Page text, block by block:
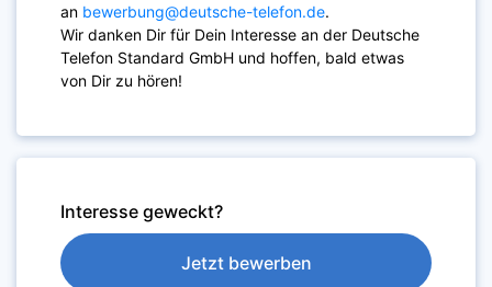
an bewerbung@deutsche-telefon.de.
Wir danken Dir für Dein Interesse an der Deutsche
Telefon Standard GmbH und hoffen, bald etwas
von Dir zu hören!
Interesse geweckt?
Jetzt bewerben